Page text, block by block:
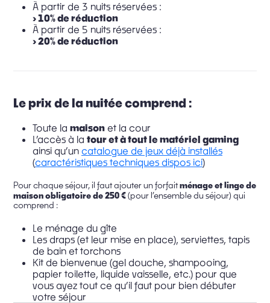
À partir de 3 nuits réservées :
› 10% de réduction
À partir de 5 nuits réservées :
› 20% de réduction
Le prix de la nuitée comprend :
Toute la maison et la cour
L’accès à la tour et à tout le matériel gaming
ainsi qu’un catalogue de jeux déjà installés
(caractéristiques techniques dispos ici)
Pour chaque séjour, il faut ajouter un forfaitménage et linge de
maison obligatoire de 250 €(pour l’ensemble du séjour) qui
comprend :
Le ménage du gîte
Les draps (et leur mise en place), serviettes, tapis
de bain et torchons
Kit de bienvenue (gel douche, shampooing,
papier toilette, liquide vaisselle, etc.) pour que
vous ayez tout ce qu’il faut pour bien débuter
votre séjour